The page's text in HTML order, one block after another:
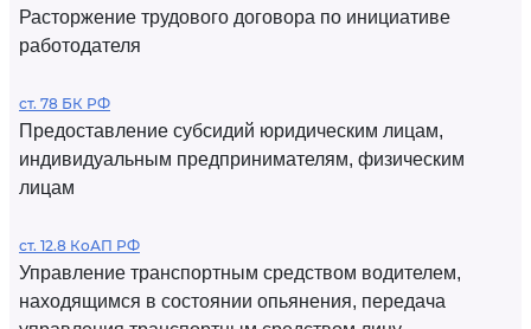
Расторжение трудового договора по инициативе
работодателя
ст. 78 БК РФ
Предоставление субсидий юридическим лицам,
индивидуальным предпринимателям, физическим
лицам
ст. 12.8 КоАП РФ
Управление транспортным средством водителем,
находящимся в состоянии опьянения, передача